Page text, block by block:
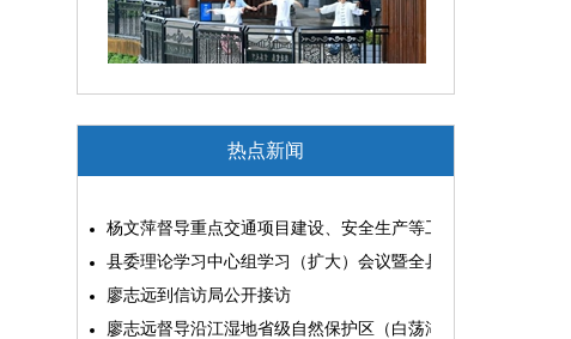
热点新闻
杨文萍督导重点交通项目建设、安全生产等工作
县委理论学习中心组学习（扩大）会议暨全县“两为”能力素质
廖志远到信访局公开接访
廖志远督导沿江湿地省级自然保护区（白荡湖片区）问题整改